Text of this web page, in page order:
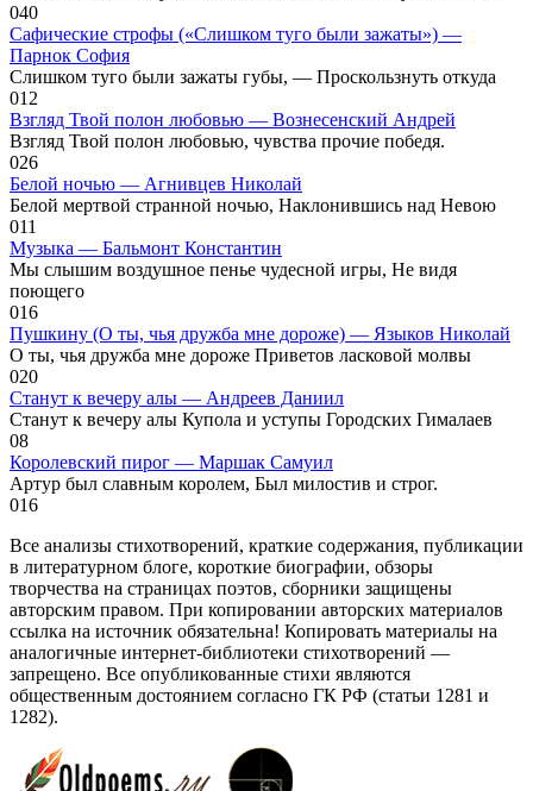
040
Сафические строфы («Слишком туго были зажаты») —
Парнок София
Слишком туго были зажаты губы, — Проскользнуть откуда
012
Взгляд Твой полон любовью — Вознесенский Андрей
Взгляд Твой полон любовью, чувства прочие победя.
026
Белой ночью — Агнивцев Николай
Белой мертвой странной ночью, Наклонившись над Невою
011
Музыка — Бальмонт Константин
Мы слышим воздушное пенье чудесной игры, Не видя
поющего
016
Пушкину (О ты, чья дружба мне дороже) — Языков Николай
О ты, чья дружба мне дороже Приветов ласковой молвы
020
Станут к вечеру алы — Андреев Даниил
Станут к вечеру алы Купола и уступы Городских Гималаев
08
Королевский пирог — Маршак Самуил
Артур был славным королем, Был милостив и строг.
016
Все анализы стихотворений, краткие содержания, публикации
в литературном блоге, короткие биографии, обзоры
творчества на страницах поэтов, сборники защищены
авторским правом. При копировании авторских материалов
ссылка на источник обязательна! Копировать материалы на
аналогичные интернет-библиотеки стихотворений —
запрещено. Все опубликованные стихи являются
общественным достоянием согласно ГК РФ (статьи 1281 и
1282).